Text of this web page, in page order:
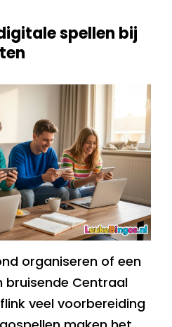
spellen bij
organiseren of een
bruisende Centraal
veel voorbereiding